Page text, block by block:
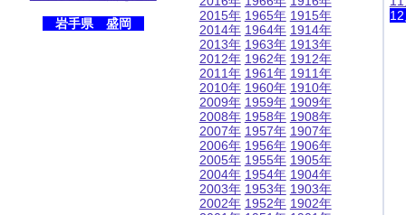
岩手県 盛岡
2015年
2014年
2013年
2012年
2011年
2010年
2009年
2008年
2007年
2006年
2005年
2004年
2003年
2002年
1965年
1964年
1963年
1962年
1961年
1960年
1959年
1958年
1957年
1956年
1955年
1954年
1953年
1952年
1915年
1914年
1913年
1912年
1911年
1910年
1909年
1908年
1907年
1906年
1905年
1904年
1903年
1902年